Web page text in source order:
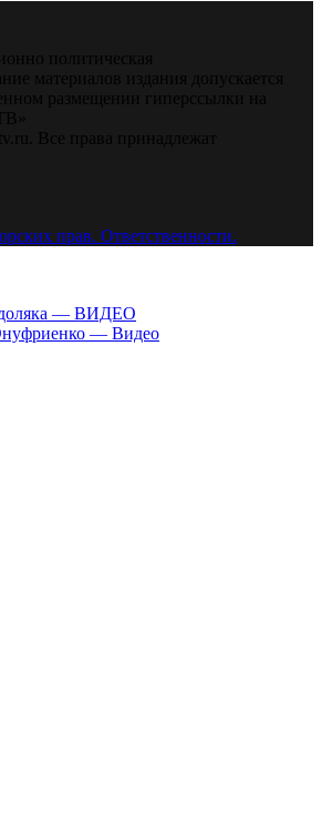
политическая
материалов издания допускается
размещении гиперссылки на
Все права принадлежат
прав. Ответственности.
— ВИДЕО
— Видео